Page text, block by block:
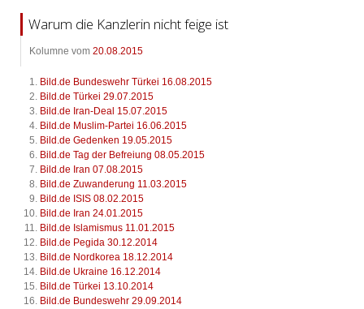
Warum die Kanzlerin nicht feige ist
Kolumne vom 20.08.2015
Bild.de Bundeswehr Türkei 16.08.2015
Bild.de Türkei 29.07.2015
Bild.de Iran-Deal 15.07.2015
Bild.de Muslim-Partei 16.06.2015
Bild.de Gedenken 19.05.2015
Bild.de Tag der Befreiung 08.05.2015
Bild.de Iran 07.08.2015
Bild.de Zuwanderung 11.03.2015
Bild.de ISIS 08.02.2015
Bild.de Iran 24.01.2015
Bild.de Islamismus 11.01.2015
Bild.de Pegida 30.12.2014
Bild.de Nordkorea 18.12.2014
Bild.de Ukraine 16.12.2014
Bild.de Türkei 13.10.2014
Bild.de Bundeswehr 29.09.2014